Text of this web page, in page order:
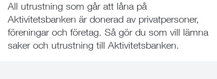
All utrustning som går att låna på
Aktivitetsbanken är donerad av privatpersoner,
föreningar och företag. Så gör du som vill lämna
saker och utrustning till Aktivitetsbanken.